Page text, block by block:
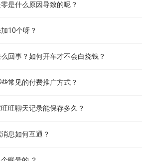
是什么原因导致的呢？
10个呀？
回事？如何开车才不会白烧钱？
常见的付费推广方式？
旺聊天记录能保存多久？
息如何互通？